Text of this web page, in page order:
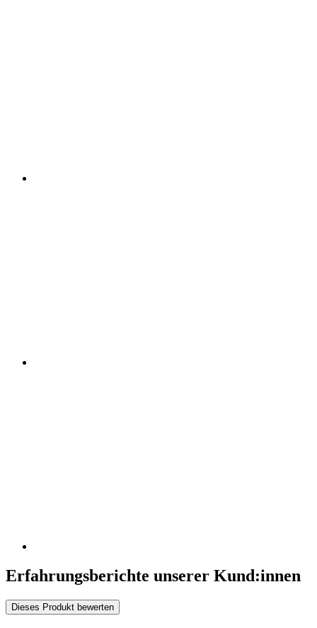
Erfahrungsberichte unserer Kund:innen
Dieses Produkt bewerten